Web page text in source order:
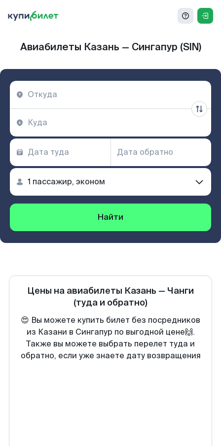
Авиабилеты Казань — Сингапур (SIN)
Найти
Цены на авиабилеты Казань — Чанги
(туда и обратно)
😍 Вы можете купить билет без посредников
из Казани в Сингапур по выгодной цене🙌.
Также вы можете выбрать перелет туда и
обратно, если уже знаете дату возвращения